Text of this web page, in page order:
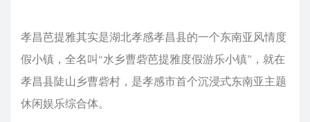
‌孝昌芭提雅‌其实是湖北孝感孝昌县的一个‌东南亚风情度
假小镇‌，全名叫“水乡曹砦芭提雅度假游乐小镇”，就在‌
孝昌县陡山乡曹砦村‌，是孝感市首个沉浸式东南亚主题
休闲娱乐综合体。